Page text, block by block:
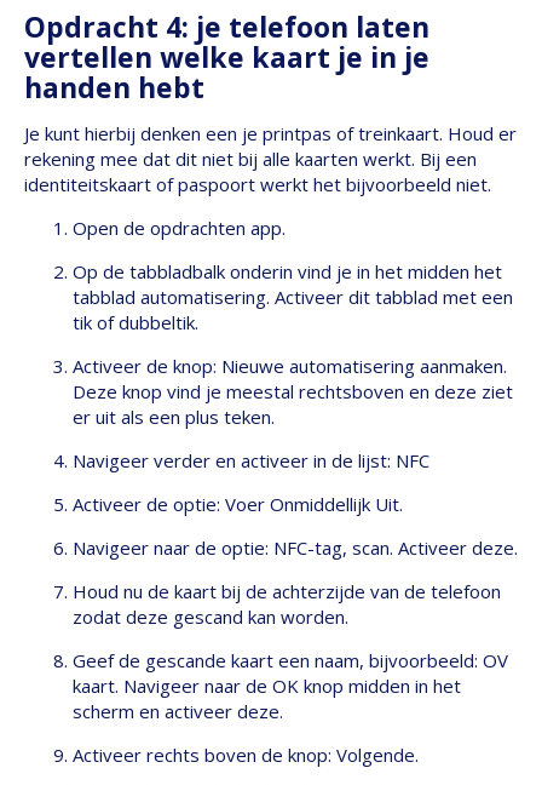
Opdracht 4: je telefoon laten
vertellen welke kaart je in je
handen hebt
Je kunt hierbij denken een je printpas of treinkaart. Houd er
rekening mee dat dit niet bij alle kaarten werkt. Bij een
identiteitskaart of paspoort werkt het bijvoorbeeld niet.
Open de opdrachten app.
Op de tabbladbalk onderin vind je in het midden het
tabblad automatisering. Activeer dit tabblad met een
tik of dubbeltik.
Activeer de knop: Nieuwe automatisering aanmaken.
Deze knop vind je meestal rechtsboven en deze ziet
er uit als een plus teken.
Navigeer verder en activeer in de lijst: NFC
Activeer de optie: Voer Onmiddellijk Uit.
Navigeer naar de optie: NFC-tag, scan. Activeer deze.
Houd nu de kaart bij de achterzijde van de telefoon
zodat deze gescand kan worden.
Geef de gescande kaart een naam, bijvoorbeeld: OV
kaart. Navigeer naar de OK knop midden in het
scherm en activeer deze.
Activeer rechts boven de knop: Volgende.